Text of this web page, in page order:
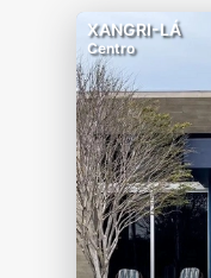
XANGRI-LÁ
Centro